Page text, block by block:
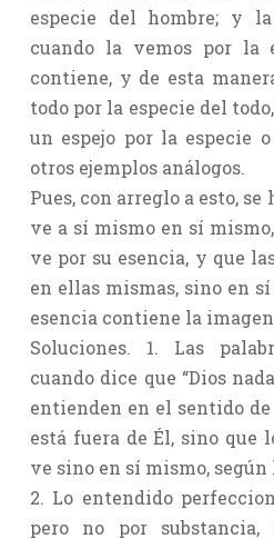
especie del hombre; y
cuando la vemos por la
contiene, y de esta
todo por la especie del
un espejo por la especie
otros ejemplos análogos.
Pues, con arreglo a esto, se
ve a sí mismo en sí
ve por su esencia, y que
en ellas mismas, sino en
esencia contiene la imagen
Soluciones. 1. Las
cuando dice que “Dios
entienden en el sentido
está fuera de Él, sino que
ve sino en sí mismo, según
2. Lo entendido
pero no por